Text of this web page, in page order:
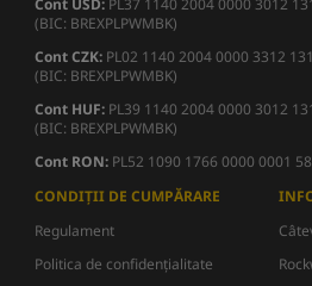
Cont USD: PL37 1140 2004 0000 3012
(BIC: BREXPLPWMBK)
Cont CZK: PL02 1140 2004 0000 3312
(BIC: BREXPLPWMBK)
Cont HUF: PL39 1140 2004 0000 3012
(BIC: BREXPLPWMBK)
Cont RON: PL52 1090 1766 0000 0001
CONDIȚII DE CUMPĂRARE
Regulament
Politica de confidențialitate